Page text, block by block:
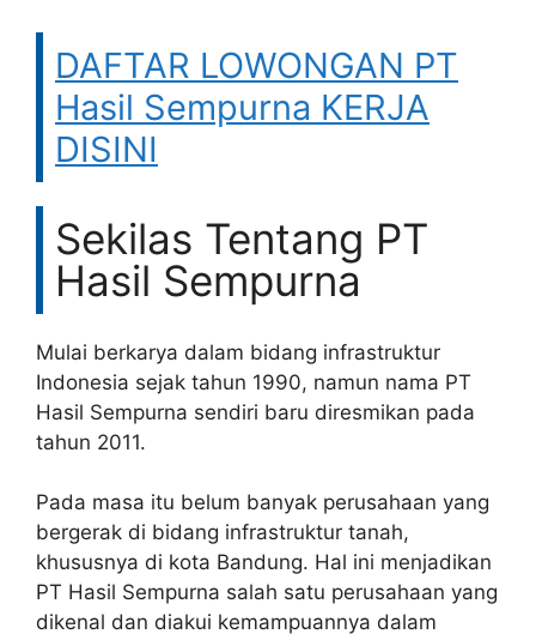
DAFTAR LOWONGAN PT
Hasil Sempurna KERJA
DISINI
Sekilas Tentang PT
Hasil Sempurna
Mulai berkarya dalam bidang infrastruktur
Indonesia sejak tahun 1990, namun nama PT
Hasil Sempurna sendiri baru diresmikan pada
tahun 2011.
Pada masa itu belum banyak perusahaan yang
bergerak di bidang infrastruktur tanah,
khususnya di kota Bandung. Hal ini menjadikan
PT Hasil Sempurna salah satu perusahaan yang
dikenal dan diakui kemampuannya dalam